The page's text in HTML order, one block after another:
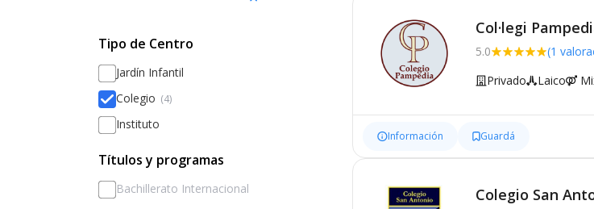
Tipo de Centro
Jardín Infantil
Colegio (4)
Instituto
Títulos y programas
Bachillerato Internacional
Col·legi
5.0 (1
Privado Laico
Información Guardá
Colegio San